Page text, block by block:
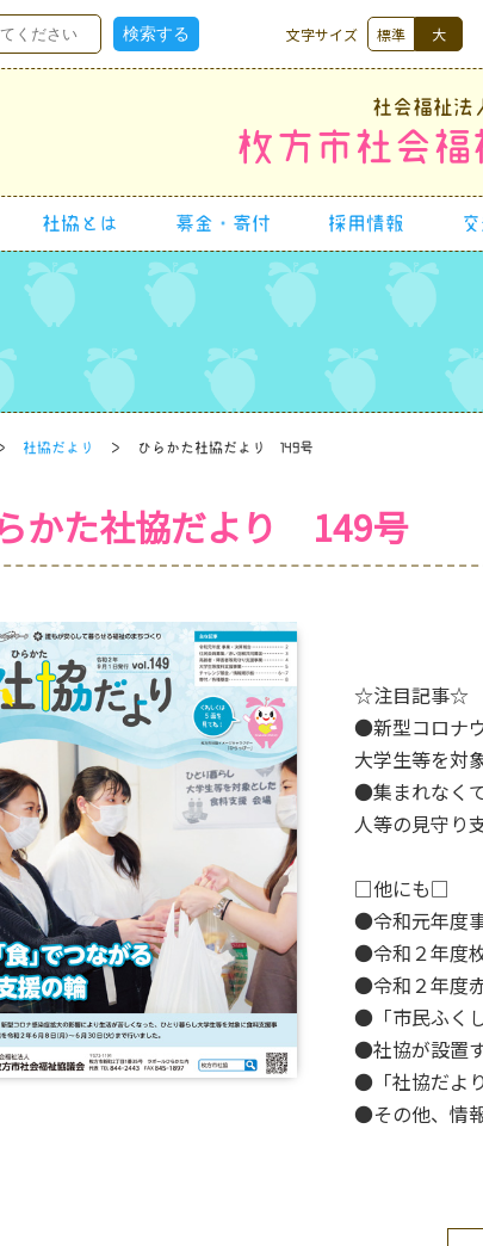
文字サイズ 標準 大
社会福祉法
枚方市社会福
社協とは 募金・寄付 採用情報
社協だより ひらかた社協だより 149号
かた社協だより 149号
☆注目記事☆
●新型コロナ
大学生等を対
●集まれなく
人等の見守り
□他にも□
●令和元年度
●令和２年度
●令和２年度
●「市民ふく
●社協が設置
●「社協だよ
●その他、情